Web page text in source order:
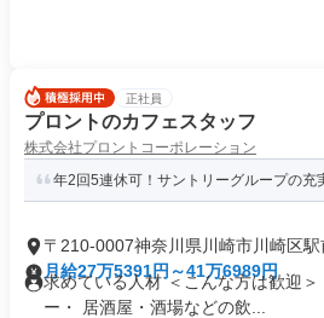
正社員
プロントのカフェスタッフ
株式会社プロントコーポレーション
年2回5連休可！サントリーグループの充
〒210-0007神奈川県川崎市川崎区
月給27万5391円～41万6989円
求めている人材 ＜こんな方は歓迎
ー・ 居酒屋・酒場などの飲...